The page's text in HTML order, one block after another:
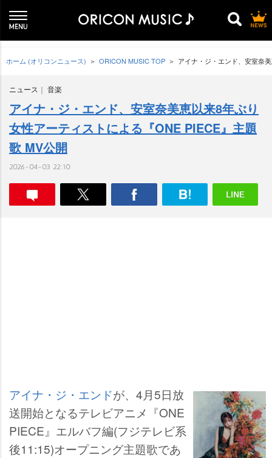
ホーム (オリコンニュース) ORICON MUSIC TOP アイナ・ジ・エンド、安室奈
ニュース 音楽
アイナ・ジ・エンド、安室奈美恵以来8年ぶり
女性アーティストによる『ONE PIECE』主題
歌 MV公開
2026-04-03 22:10
アイナ・ジ・エンドが、4月5日放
送開始となるテレビアニメ『ONE
PIECE』エルバフ編(フジテレビ系
後11:15)オープニング主題歌であ